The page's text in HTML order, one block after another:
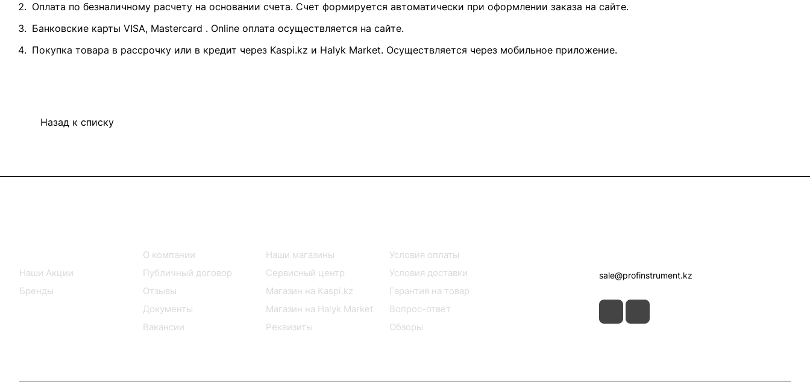
Оплата по безналичному расчету на основании счета. Счет формируется автоматически при оформлении заказа на сайте.
Банковские карты VISA, Mastercard . Online оплата осуществляется на сайте.
Покупка товара в рассрочку или в кредит через Kaspi.kz и Halyk Market. Осуществляется через мобильное приложение.
Назад к списку
Наши Акции
Бренды
О компании
Публичный договор
Отзывы
Документы
Вакансии
Наши магазины
Сервисный центр
Магазин на Kaspi.kz
Магазин на Halyk Market
Реквизиты
Условия оплаты
Условия доставки
Гарантия на товар
Вопрос-ответ
Обзоры
sale@profinstrument.kz